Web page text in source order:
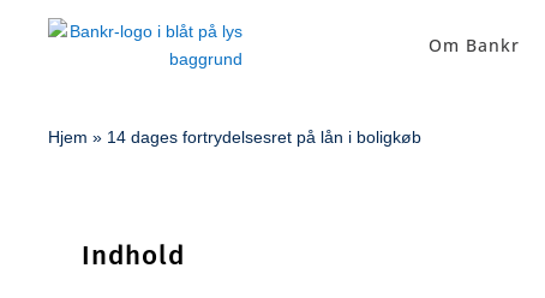
Om Bankr
Hjem » 14 dages fortrydelsesret på lån i boligkøb
Indhold